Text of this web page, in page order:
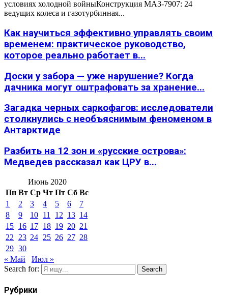
условиях холодной войныКонструкция МАЗ-7907: 24
ведущих колеса и газотурбинная...
Как научиться эффективно управлять своим
временем: практическое руководство,
которое реально работает в...
Доски у забора — уже нарушение? Когда
дачника могут оштрафовать за хранение...
Загадка черных саркофагов: исследователи
столкнулись с необъяснимым феноменом в
Антарктиде
Разбить на 12 зон и «русские острова»:
Медведев рассказал как ЦРУ в...
Июнь 2020
Пн Вт Ср Чт Пт Сб Вс
1
2 3 4 5 6
7
8
9 10 11 12 13 14
15 16 17 18 19 20 21
22
23 24 25 26 27 28
29 30
« Май
Июл »
Search for:
Search
Рубрики